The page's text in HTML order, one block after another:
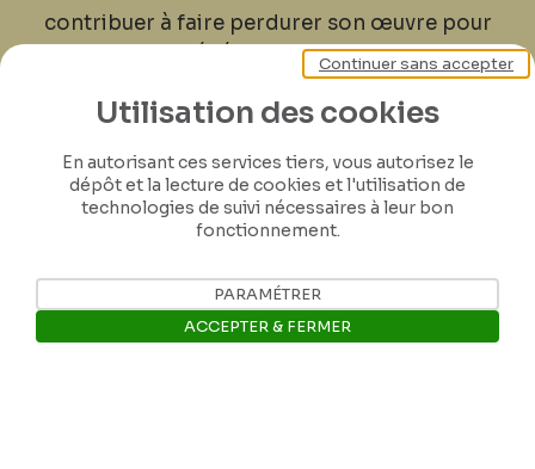
contribuer à faire perdurer son œuvre pour
les générations futures.
Je contribue
Utilisation des cookies
En autorisant ces services tiers, vous autorisez le
dépôt et la lecture de cookies et l'utilisation de
technologies de suivi nécessaires à leur bon
fonctionnement.
Continuer sans accepter
PARAMÉTRER
ACCEPTER & FERMER